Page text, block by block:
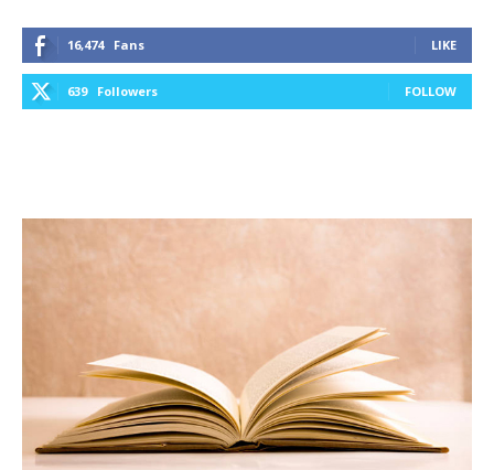
16,474 Fans LIKE
639 Followers FOLLOW